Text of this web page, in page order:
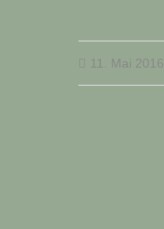
11. Mai 2016